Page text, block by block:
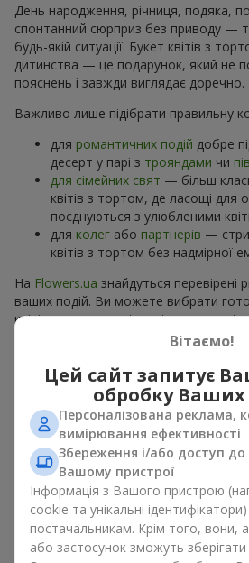
День народження, річниця, подяка,
спонтанний сюрприз без приводу —
будь-якій ситуації. Букет квітів з
дитинства — це подарунок, який не
пояснень і завжди виглядає доречно.
Важливо лише підібрати правильну
для романтичних подій добре
десерт у парі з трояндами чи
для сімейних свят — більш
квітів з тортом, де ласощі для
поєднуються з улюбленими
для колег або партнерів —
квітів з тортом без надмірної
На Flowers.ua знайдуться перевірені
ваших подій. Ви можете вибрати
квітів з тортом з відповідного
замовити окремо солодкий дарунок і
Торти з живими
краса та смак в
Торти з живими квітами – це
флористики та гастрономічної
десерт в поєднанні звишуканим
стильно й підкреслює особливість
Вітаємо!
Цей сайт запитує
обробку
Персоналізована реклама,
вимірювання ефективності
Збереження і/або доступ до
Вашому пристрої
Інформація з Вашого пристрою
cookie та унікальні
постачальникам. Крім того, вони,
або застосунок зможуть